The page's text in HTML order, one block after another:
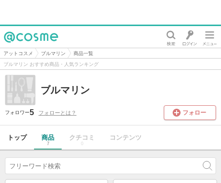
@cosme
アットコスメ ブルマリン
商品一覧
ブルマリン おすすめ商品・人気ランキング
ブルマリン
フォロワー5 フォローとは？ フォロー
トップ 商品
7
クチコミ
0
コンテンツ